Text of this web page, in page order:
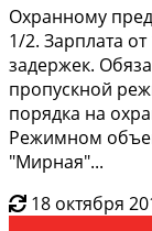
Охранному
1/2. Зарплата
задержек.
пропускной
порядка на
Режимном
"Мирная"...
18 октября